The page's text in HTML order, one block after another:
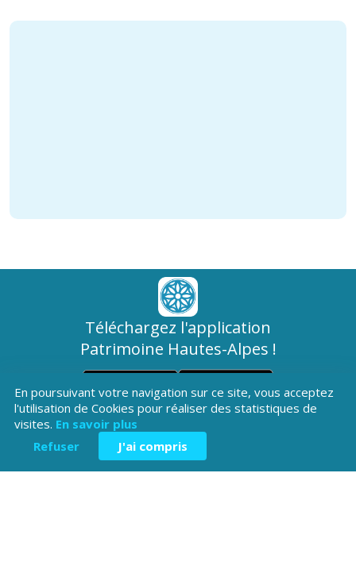
Téléchargez l'application
Patrimoine Hautes-Alpes !
En poursuivant votre navigation sur ce site, vous acceptez
l'utilisation de Cookies pour réaliser des statistiques de
visites. En savoir plus
Refuser
J'ai compris